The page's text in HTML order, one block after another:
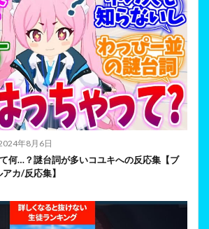
年8月6日
何…？謎台詞が多いコユキへの反応集【ブ
カ/反応集】